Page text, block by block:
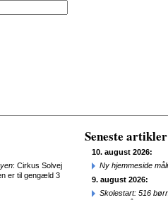
: Cirkus Solvej
er til gengæld 3
Seneste artikler
10. august 2026:
Ny hjemmeside
9. august 2026:
Skolestart: 516